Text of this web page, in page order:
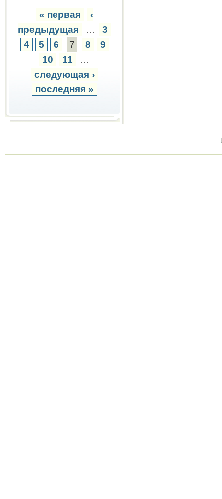
« первая
‹
предыдущая
…
3
4
5 6 7 8
9
10
11
…
следующая ›
последняя »